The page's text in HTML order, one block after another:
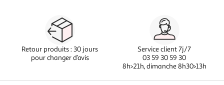
Retour produits : 30 jours
pour changer d’avis
Service client 7j/7
03 59 30 59 30
8h>21h, dimanche 8h30>13h